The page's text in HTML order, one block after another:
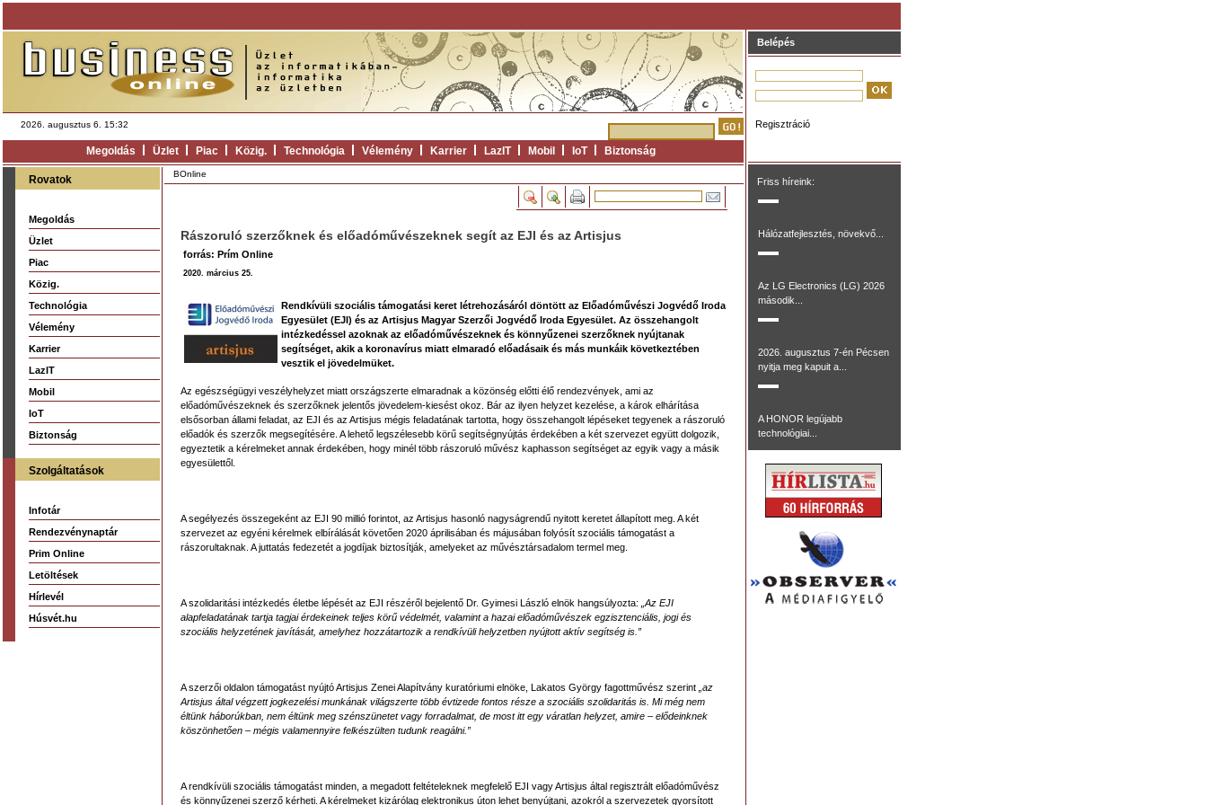
2026. augusztus 6. 15:32
Megoldás Üzlet Piac Közig. Technológia Vélemény Karrier LazIT Mobil IoT Biztonság
Rovatok
Megoldás
Üzlet
Piac
Közig.
Technológia
Vélemény
Karrier
LazIT
Mobil
IoT
Biztonság
Szolgáltatások
Infotár
Rendezvénynaptár
Prim Online
Letöltések
Hírlevél
Húsvét.hu
BOnline
Rászoruló szerzőknek és előadóművészeknek segít az EJI és az Artisjus
forrás: Prím Online
2020. március 25.
Rendkívüli szociális támogatási keret létrehozásáról döntött az Előadóművészi Jogvédő Iroda
Egyesület (EJI) és az Artisjus Magyar Szerzői Jogvédő Iroda Egyesület. Az összehangolt
intézkedéssel azoknak az előadóművészeknek és könnyűzenei szerzőknek nyújtanak
segítséget, akik a koronavírus miatt elmaradó előadásaik és más munkáik következtében
vesztik el jövedelmüket.
Az egészségügyi veszélyhelyzet miatt országszerte elmaradnak a közönség előtti élő rendezvények, ami az
előadóművészeknek és szerzőknek jelentős jövedelem-kiesést okoz. Bár az ilyen helyzet kezelése, a károk elhárítása
elsősorban állami feladat, az EJI és az Artisjus mégis feladatának tartotta, hogy összehangolt lépéseket tegyenek a rászoruló
előadók és szerzők megsegítésére. A lehető legszélesebb körű segítségnyújtás érdekében a két szervezet együtt dolgozik,
egyeztetik a kérelmeket annak érdekében, hogy minél több rászoruló művész kaphasson segítséget az egyik vagy a másik
egyesülettől.
A segélyezés összegeként az EJI 90 millió forintot, az Artisjus hasonló nagyságrendű nyitott keretet állapított meg. A két
szervezet az egyéni kérelmek elbírálását követően 2020 áprilisában és májusában folyósít szociális támogatást a
rászorultaknak. A juttatás fedezetét a jogdíjak biztosítják, amelyeket az művésztársadalom termel meg.
A szolidaritási intézkedés életbe lépését az EJI részéről bejelentő Dr. Gyimesi László elnök hangsúlyozta:
„Az EJI
alapfeladatának tartja tagjai érdekeinek teljes körű védelmét, valamint a hazai előadóművészek egzisztenciális, jogi és
szociális helyzetének javítását, amelyhez hozzátartozik a rendkívüli helyzetben nyújtott aktív segítség is.”
A szerzői oldalon támogatást nyújtó Artisjus Zenei Alapítvány kuratóriumi elnöke, Lakatos György fagottművész szerint „az
Artisjus által végzett jogkezelési munkának világszerte több évtizede fontos része a szociális szolidaritás is. Mi még nem
éltünk háborúkban, nem éltünk meg szénszünetet vagy forradalmat, de most itt egy váratlan helyzet, amire – elődeinknek
köszönhetően – mégis valamennyire felkészülten tudunk reagálni.”
A rendkívüli szociális támogatást minden, a megadott feltételeknek megfelelő EJI vagy Artisjus által regisztrált előadóművész
és könnyűzenei szerző kérheti. A kérelmeket kizárólag elektronikus úton lehet benyújtani, azokról a szervezetek gyorsított
Belépés
Regisztráció
Friss híreink:
Hálózatfejlesztés, növekvő...
Az LG Electronics (LG) 2026
második...
2026. augusztus 7-én Pécsen
nyitja meg kapuit a...
A HONOR legújabb
technológiai...